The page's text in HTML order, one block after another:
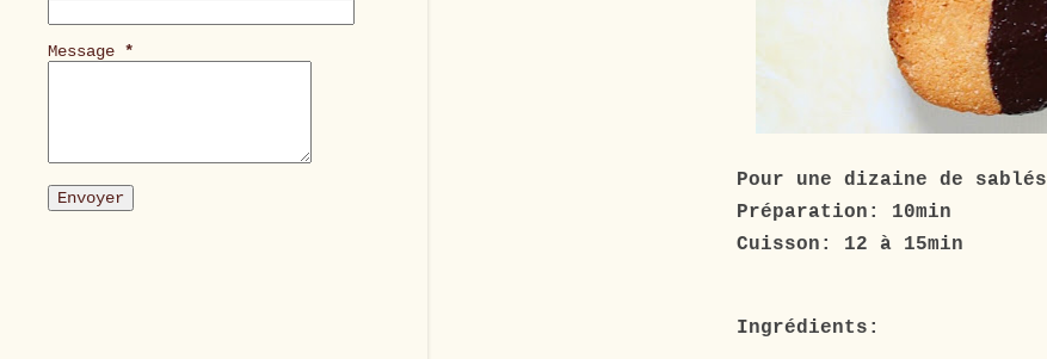
Pour une dizaine de sablés
Préparation: 10min
Cuisson: 12 à 15min
Ingrédients:
Message *